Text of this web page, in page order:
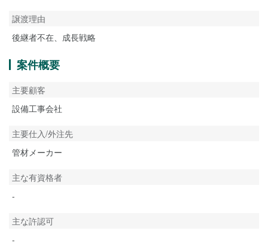
譲渡理由
後継者不在、成長戦略
案件概要
主要顧客
設備工事会社
主要仕入/外注先
管材メーカー
主な有資格者
-
主な許認可
-